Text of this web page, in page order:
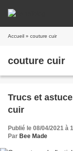
Accueil » couture cuir
couture cuir
Trucs et
cuir
Publié le 08/04/2021 à
Par Bee Made